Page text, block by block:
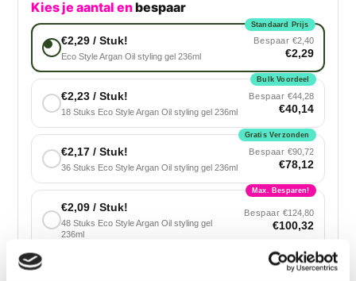
Kies je aantal enbespaar
Standaard Prijs
€2,29 / Stuk!
Eco Style Argan Oil styling gel 236ml
Bespaar €2,40
€2,29
Bulk Voordeel
€2,23 / Stuk!
18 Stuks Eco Style Argan Oil styling gel 236ml
Bespaar €44,28
€40,14
Gratis Verzonden
€2,17 / Stuk!
36 Stuks Eco Style Argan Oil styling gel 236ml
Bespaar €90,72
€78,12
Max. Besparen!
€2,09 / Stuk!
48 Stuks Eco Style Argan Oil styling gel
236ml
Bespaar €124,80
€100,32